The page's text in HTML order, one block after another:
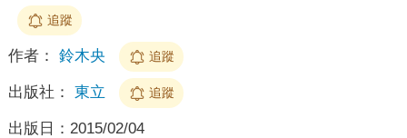
追蹤
作者： 鈴木央 追蹤
出版社： 東立 追蹤
出版日： 2015/02/04